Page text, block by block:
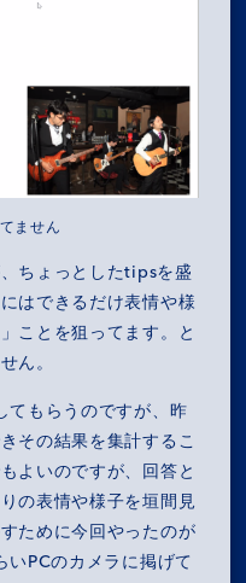
ません
ちょっとしたtipsを盛
はできるだけ表情や様
ことを狙ってます。と
ん。
てもらうのですが、昨
その結果を集計するこ
よいのですが、回答と
の表情や様子を垣間見
ために今回やったのが
いPCのカメラに掲げて